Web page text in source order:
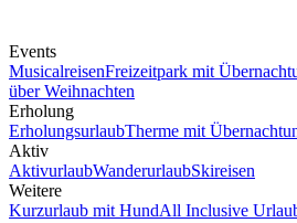
Events
MusicalreisenFreizeitpark mit
über Weihnachten
Erholung
ErholungsurlaubTherme mit
Aktiv
AktivurlaubWanderurlaubSkireisen
Weitere
Kurzurlaub mit HundAll Inclusive